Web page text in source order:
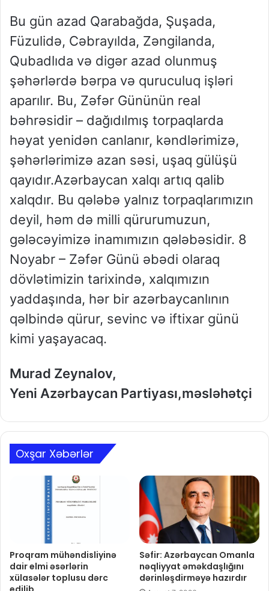
Bu gün azad Qarabağda, Şuşada,
Füzulidə, Cəbrayılda, Zəngilanda,
Qubadlıda və digər azad olunmuş
şəhərlərdə bərpa və quruculuq işləri
aparılır. Bu, Zəfər Gününün real
bəhrəsidir – dağıdılmış torpaqlarda
həyat yenidən canlanır, kəndlərimizə,
şəhərlərimizə azan səsi, uşaq gülüşü
qayıdır.Azərbaycan xalqı artıq qalib
xalqdır. Bu qələbə yalnız torpaqlarımızın
deyil, həm də milli qürurumuzun,
gələcəyimizə inamımızın qələbəsidir. 8
Noyabr – Zəfər Günü əbədi olaraq
dövlətimizin tarixində, xalqımızın
yaddaşında, hər bir azərbaycanlının
qəlbində qürur, sevinc və iftixar günü
kimi yaşayacaq.
Murad Zeynalov,
Yeni Azərbaycan Partiyası,məsləhətçi
Oxşar Xəbərlər
Proqram mühəndisliyinə
dair elmi əsərlərin
xülasələr toplusu dərc
Səfir: Azərbaycan Omanla
nəqliyyat əməkdaşlığını
dərinləşdirməyə hazırdır